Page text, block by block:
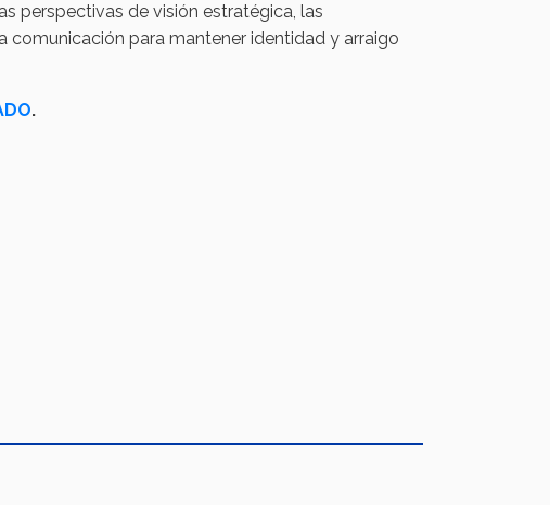
perspectivas de visión estratégica, las
para mantener identidad y arraigo
.